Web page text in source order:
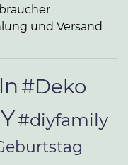
und Versand
#Deko
#diyfamily